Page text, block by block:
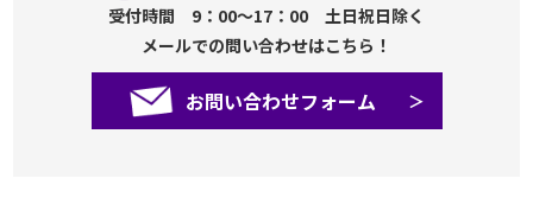
受付時間 9：00～17：00 土日祝日除く
メールでの問い合わせはこちら！
お問い合わせフォーム